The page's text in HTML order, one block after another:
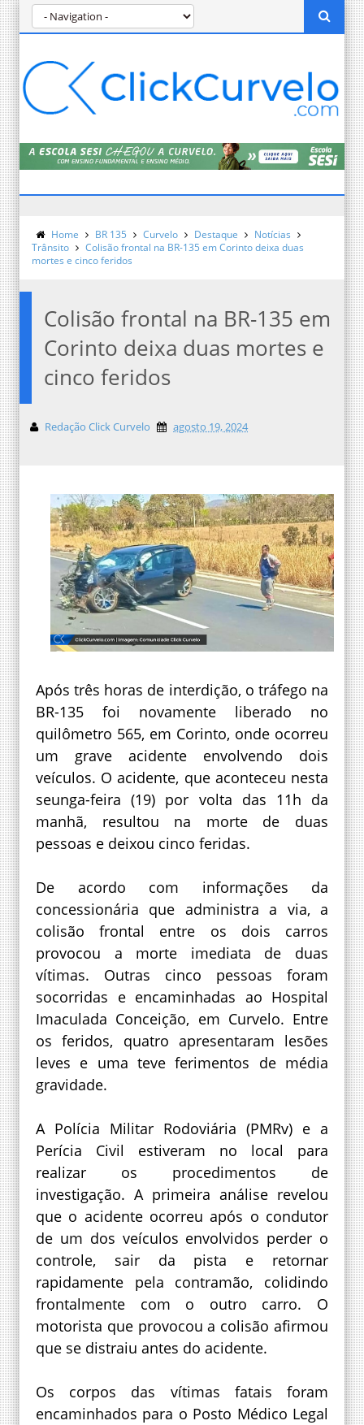
Home BR 135 Curvelo Destaque
Notícias
Trânsito
Colisão frontal na BR-135 em Corinto deixa duas
mortes e cinco feridos
Colisão frontal na BR-135 em
Corinto deixa duas mortes e
cinco feridos
Redação Click Curvelo agosto 19, 2024
Após três horas de interdição, o tráfego na
BR-135 foi novamente liberado no
quilômetro 565, em Corinto, onde ocorreu
um grave acidente envolvendo dois
veículos. O acidente, que aconteceu nesta
seunga-feira (19) por volta das 11h da
manhã, resultou na morte de duas
pessoas e deixou cinco feridas.
De acordo com informações da
concessionária que administra a via, a
colisão frontal entre os dois carros
provocou a morte imediata de duas
vítimas. Outras cinco pessoas foram
socorridas e encaminhadas ao Hospital
Imaculada Conceição, em Curvelo. Entre
os feridos, quatro apresentaram lesões
leves e uma teve ferimentos de média
gravidade.
A Polícia Militar Rodoviária (PMRv) e a
Perícia Civil estiveram no local para
realizar os procedimentos de
investigação. A primeira análise revelou
que o acidente ocorreu após o condutor
de um dos veículos envolvidos perder o
controle, sair da pista e retornar
rapidamente pela contramão, colidindo
frontalmente com o outro carro. O
motorista que provocou a colisão afirmou
que se distraiu antes do acidente.
Os corpos das vítimas fatais foram
encaminhados para o Posto Médico Legal